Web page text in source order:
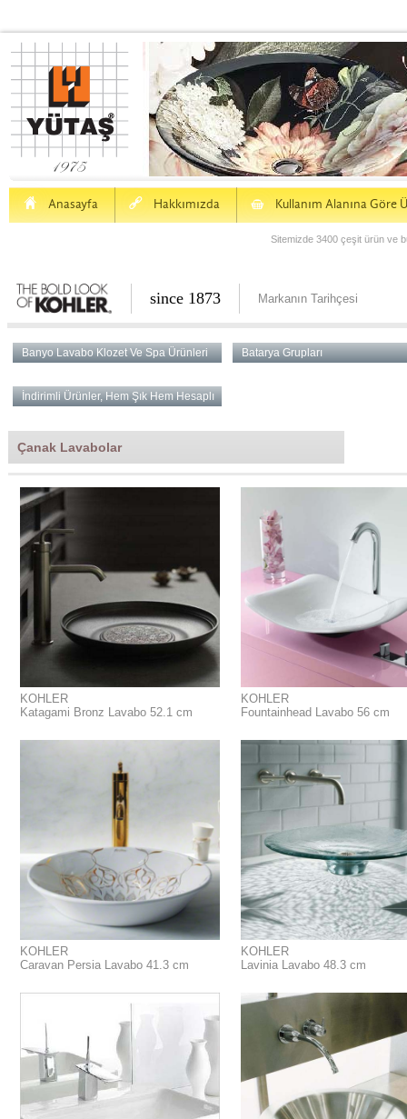
Anasayfa
H Hakkımızda
a Kullanım Alanına Göre
S
Sitemizde 3400 çeşit ürün ve
since 1873 Markanın Tarihçesi
Banyo Lavabo Klozet Ve Spa Ürünleri Batarya Grupları
İndirimli Ürünler, Hem Şık Hem Hesaplı
Çanak Lavabolar
KOHLER
Katagami Bronz Lavabo 52.1 cm
KOHLER
Fountainhead Lavabo 56 cm
KOHLER
Caravan Persia Lavabo 41.3 cm
KOHLER
Lavinia Lavabo 48.3 cm